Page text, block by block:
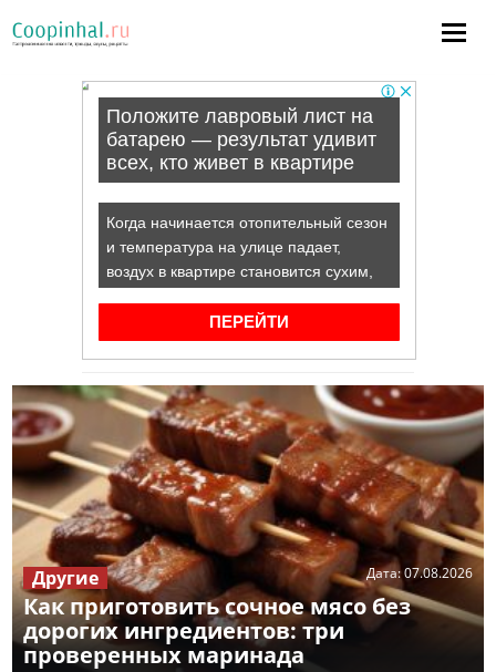
Как приготовить сочное мясо без
дорогих ингредиентов: три
проверенных маринада
Дата:07.08.2026
Другие